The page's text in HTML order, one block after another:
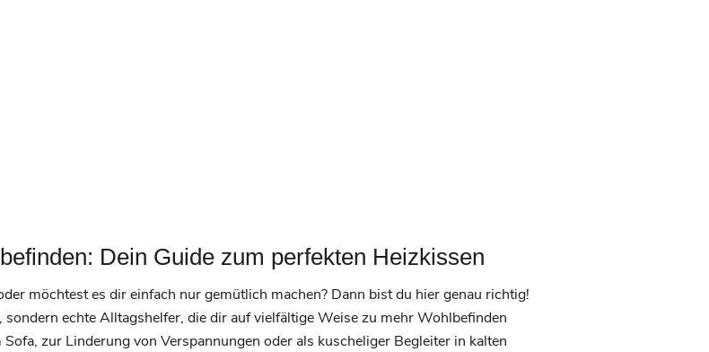
Dein Guide zum perfekten Heizkissen
möchtest es dir einfach nur gemütlich machen? Dann bist du hier genau richtig!
echte Alltagshelfer, die dir auf vielfältige Weise zu mehr Wohlbefinden
zur Linderung von Verspannungen oder als kuscheliger Begleiter in kalten